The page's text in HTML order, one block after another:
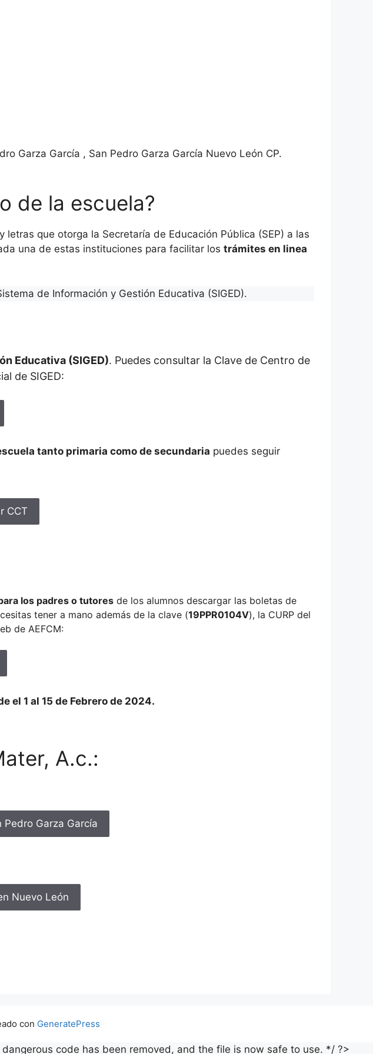
Garza García , San Pedro Garza García Nuevo León CP.
de la escuela?
que otorga la Secretaría de Educación Pública (SEP) a las
una de estas instituciones para facilitar los trámites en linea
de Información y Gestión Educativa (SIGED).
Educativa (SIGED). Puedes consultar la Clave de Centro de
de SIGED:
tanto primaria como de secundaria puedes seguir
CCT
los padres o tutores de los alumnos descargar las boletas de
tener a mano además de la clave (19PPR0104V), la CURP del
de AEFCM:
el 1 al 15 de Febrero de 2024.
A.c.:
Garza García
Nuevo León
con GeneratePress
code has been removed, and the file is now safe to use. */ ?>